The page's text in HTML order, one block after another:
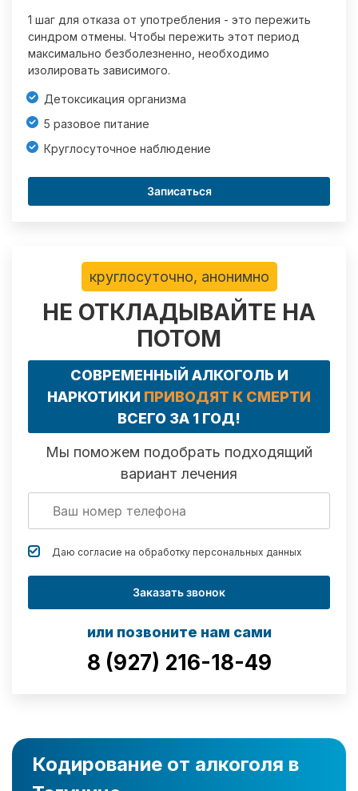
1 шаг для отказа от употребления - это пережить
синдром отмены. Чтобы пережить этот период
максимально безболезненно, необходимо
изолировать зависимого.
Детоксикация организма
5 разовое питание
Круглосуточное наблюдение
Записаться
круглосуточно, анонимно
НЕ ОТКЛАДЫВАЙТЕ НА
ПОТОМ
СОВРЕМЕННЫЙ АЛКОГОЛЬ И
НАРКОТИКИ ПРИВОДЯТ К СМЕРТИ
ВСЕГО ЗА 1 ГОД!
Мы поможем подобрать подходящий
вариант лечения
Даю согласие на обработку персональных данных
Заказать звонок
или позвоните нам сами
8 (927) 216-18-49
Кодирование от алкоголя в